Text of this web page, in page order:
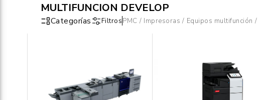
MULTIFUNCIÓN DEVELOP
Categorías FiltrosPMC / Impresoras / Equipos multifunción /